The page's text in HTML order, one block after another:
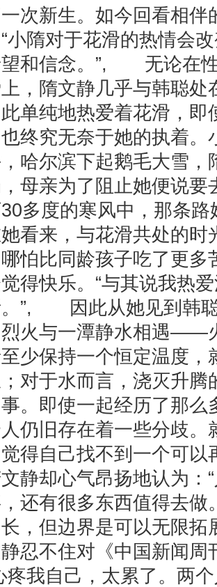
次新生。如今回看相伴
小隋对于花滑的热情会
望和信念。”, 无论在
，隋文静几乎与韩聪处
单纯地热爱着花滑，即
终究无奈于她的执着。
哈尔滨下起鹅毛大雪，
母亲为了阻止她便说要
多度的寒风中，那条路
看来，与花滑共处的时
怕比同龄孩子吃了更多
得快乐。“与其说我热
。”, 因此从她见到韩
火与一潭静水相遇——
少保持一个恒定温度，
对于水而言，浇灭升腾
。即使一起经历了那么
仍旧存在着一些分歧。
得自己找不到一个可以
静却心气昂扬地认为：
还有很多东西值得去做
长，但边界是可以无限
忍不住对《中国新闻周
疼我自己，太累了。两